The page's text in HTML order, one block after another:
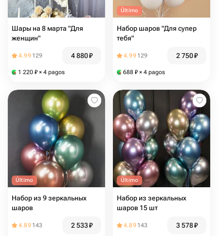
Шары на 8 марта "Для
женщин"
4.99 129 4 880₽
1 220 ₽ × 4 pagos
Último
Набор шаров "Для супер
тебя"
4.99 129 2 750₽
688 ₽ × 4 pagos
Último
Набор из 9 зеркальных
шаров
4.89 143 2 533₽
Último
Набор из зеркальных
шаров 15 шт
4.89 143 3 578₽